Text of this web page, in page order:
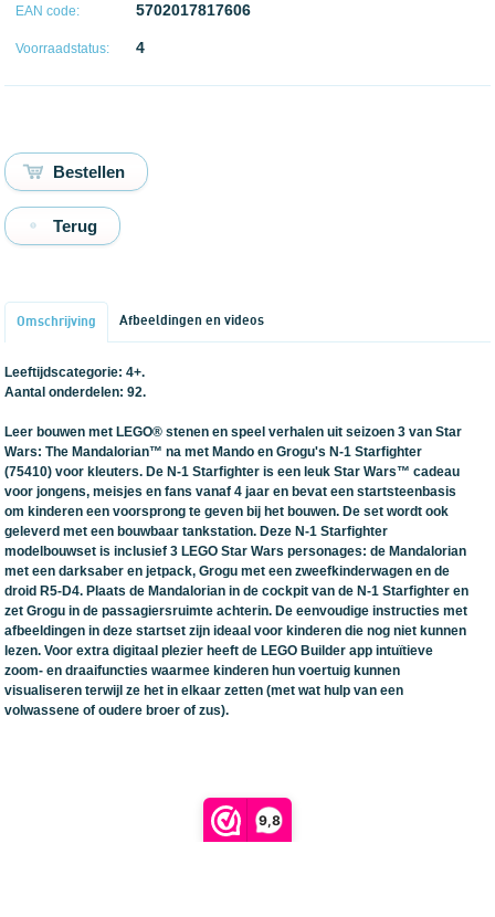
9,8
EAN code: 5702017817606
Voorraadstatus: 4
Terug
Omschrijving Afbeeldingen en videos
Leeftijdscategorie: 4+.
Aantal onderdelen: 92.
Leer bouwen met LEGO® stenen en speel verhalen uit seizoen 3 van Star
Wars: The Mandalorian™ na met Mando en Grogu's N-1 Starfighter
(75410) voor kleuters. De N-1 Starfighter is een leuk Star Wars™ cadeau
voor jongens, meisjes en fans vanaf 4 jaar en bevat een startsteenbasis
om kinderen een voorsprong te geven bij het bouwen. De set wordt ook
geleverd met een bouwbaar tankstation. Deze N-1 Starfighter
modelbouwset is inclusief 3 LEGO Star Wars personages: de Mandalorian
met een darksaber en jetpack, Grogu met een zweefkinderwagen en de
droid R5-D4. Plaats de Mandalorian in de cockpit van de N-1 Starfighter en
zet Grogu in de passagiersruimte achterin. De eenvoudige instructies met
afbeeldingen in deze startset zijn ideaal voor kinderen die nog niet kunnen
lezen. Voor extra digitaal plezier heeft de LEGO Builder app intuïtieve
zoom- en draaifuncties waarmee kinderen hun voertuig kunnen
visualiseren terwijl ze het in elkaar zetten (met wat hulp van een
volwassene of oudere broer of zus).